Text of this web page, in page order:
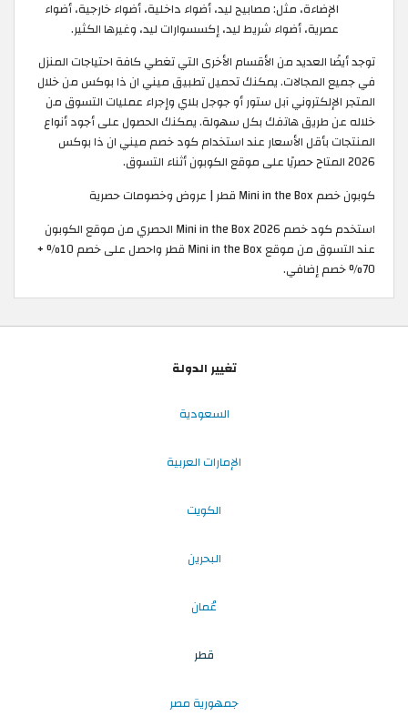
الإضاءة، مثل: مصابيح ليد، أضواء داخلية، أضواء خارجية، أضواء
عصرية، أضواء شريط ليد، إكسسوارات ليد، وغيرها الكثير.
توجد أيضًا العديد من الأقسام الأخرى التي تغطي كافة احتياجات المنزل
في جميع المجالات. يمكنك تحميل تطبيق ميني ان ذا بوكس من خلال
المتجر الإلكتروني آبل ستور أو جوجل بلاي وإجراء عمليات التسوق من
خلاله عن طريق هاتفك بكل سهولة. يمكنك الحصول على أجود أنواع
المنتجات بأقل الأسعار عند استخدام كود خصم ميني ان ذا بوكس
2026 المتاح حصريًا على موقع الكوبون أثناء التسوق.
كوبون خصم Mini in the Box قطر | عروض وخصومات حصرية
استخدم كود خصم Mini in the Box 2026 الحصري من موقع الكوبون
عند التسوق من موقع Mini in the Box قطر واحصل على خصم 10% +
70% خصم إضافي.
تغيير الدولة
السعودية
الإمارات العربية
الكويت
البحرين
عُمان
قطر
جمهورية مصر